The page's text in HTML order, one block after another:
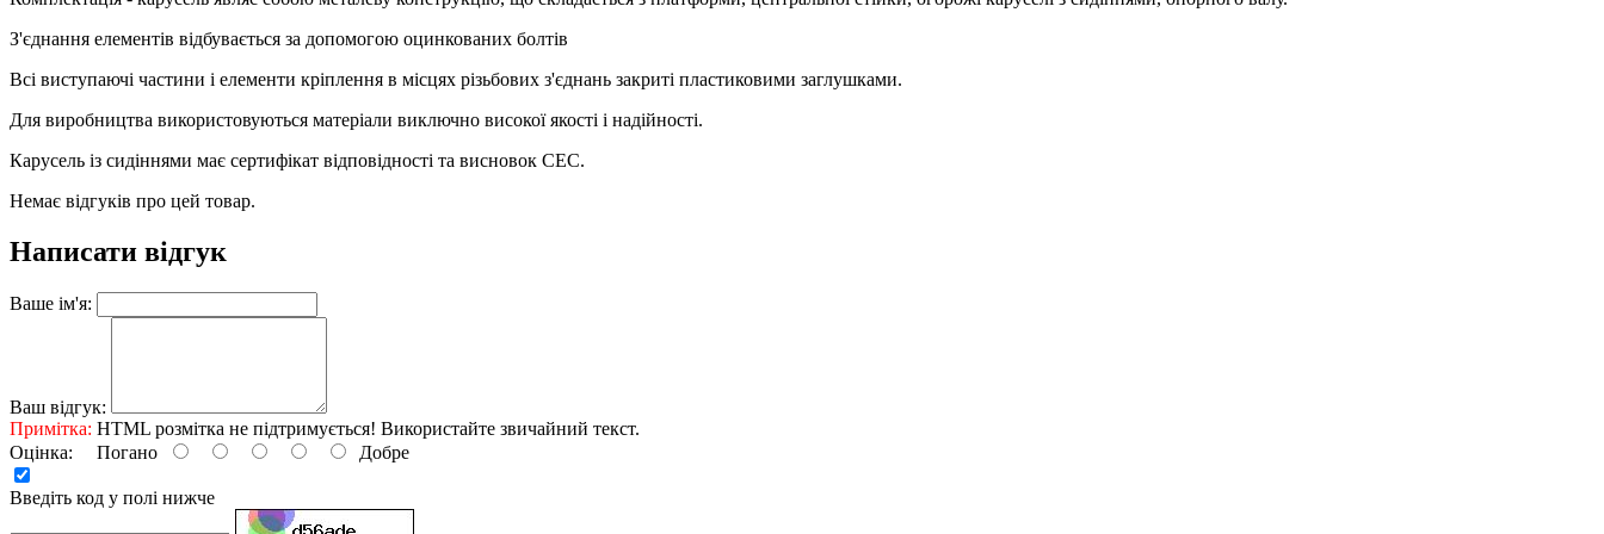
З'єднання елементів відбувається за допомогою оцинкованих болтів
Всі виступаючі частини і елементи кріплення в місцях різьбових з'єднань закриті пластиковими заглушками.
Для виробництва використовуються матеріали виключно високої якості і надійності.
Карусель із сидіннями має сертифікат відповідності та висновок СЕС.
Немає відгуків про цей товар.
Написати відгук
Ваше ім'я:
Ваш відгук:
Примітка: HTML розмітка не підтримується! Використайте звичайний текст.
Оцінка: Погано Добре
Введіть код у полі нижче